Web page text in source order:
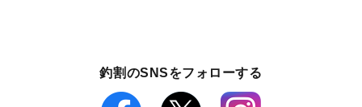
釣割のSNSをフォローする